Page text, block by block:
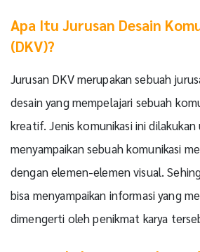
Apa Itu Jurusan Desain
(DKV)?
Jurusan DKV merupakan sebuah
desain yang mempelajari sebuah
kreatif. Jenis komunikasi ini
menyampaikan sebuah komunikasi
dengan elemen-elemen visual.
bisa menyampaikan informasi yang
dimengerti oleh penikmat karya